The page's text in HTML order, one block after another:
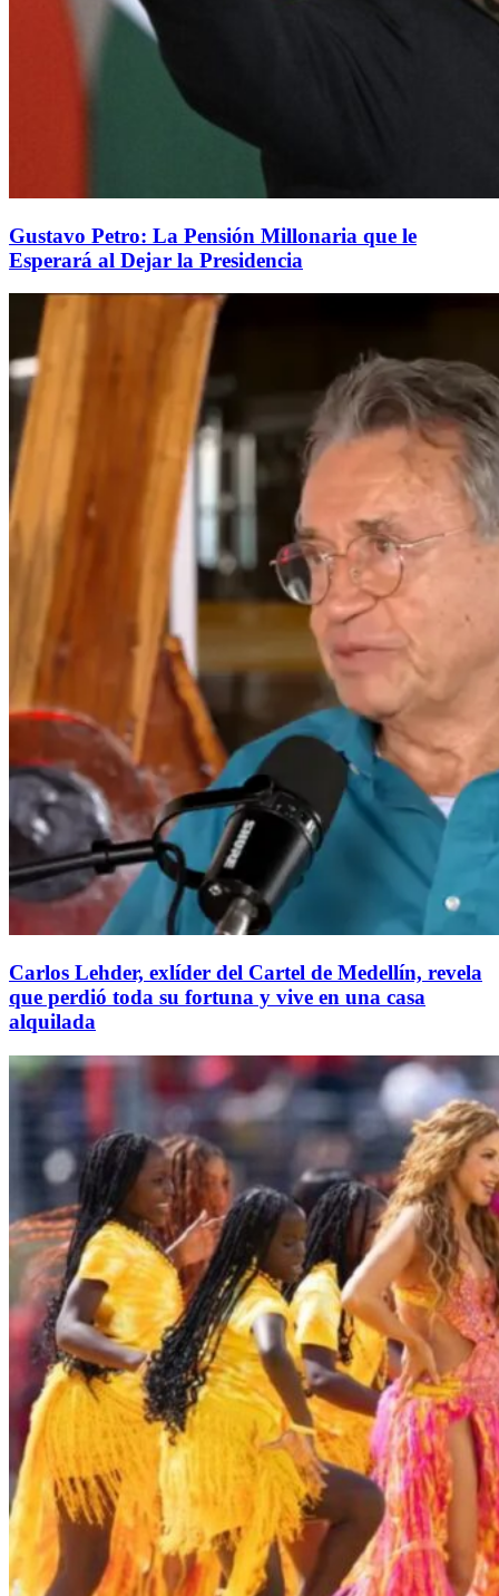
Gustavo Petro: La Pensión Millonaria que le
Esperará al Dejar la Presidencia
Carlos Lehder, exlíder del Cartel de Medellín, revela
que perdió toda su fortuna y vive en una casa
alquilada